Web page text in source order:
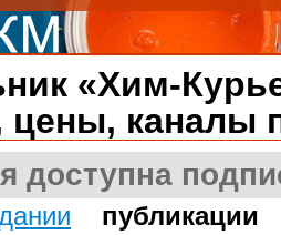
«Хим-
цены, каналы
доступна
публикации